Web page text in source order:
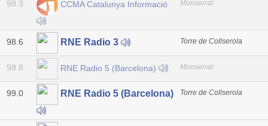
98.3 CCMA Catalunya Informació Monserrat
98.6 RNE Radio 3 Torre de Collserola
98.8 RNE Radio 5 (Barcelona) Monserrat
99.0 RNE Radio 5 (Barcelona) Torre de Collserola